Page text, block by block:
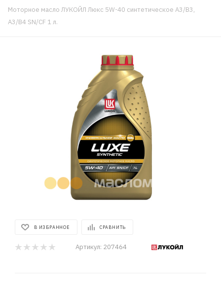
Моторное масло ЛУКОЙЛ Люкс 5W-40 синтетическое A3/B3,
A3/B4 SN/CF 1 л.
В ИЗБРАННОЕ СРАВНИТЬ
Артикул: 207464